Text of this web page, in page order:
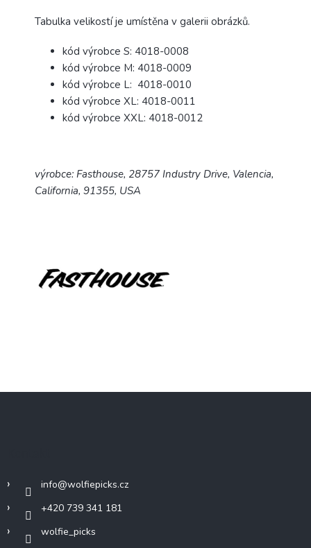
Tabulka velikostí je umístěna v galerii obrázků.
kód výrobce S: 4018-0008
kód výrobce M: 4018-0009
kód výrobce L: 4018-0010
kód výrobce XL: 4018-0011
kód výrobce XXL: 4018-0012
výrobce: Fasthouse, 28757 Industry Drive, Valencia,
California, 91355, USA
info@wolfiepicks.cz
+420 739 341 181
wolfie_picks